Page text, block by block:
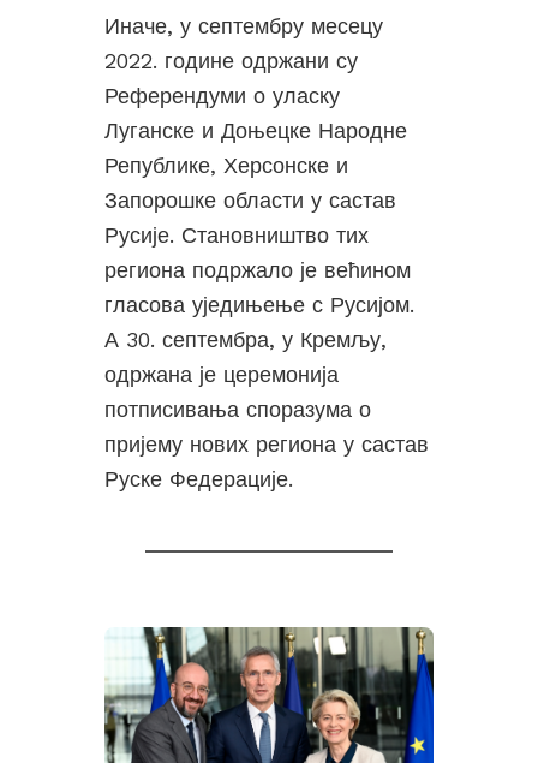
Иначе, у септембру месецу
2022. године одржани су
Референдуми о уласку
Луганске и Доњецке Народне
Републике, Херсонске и
Запорошке области у састав
Русије. Становништво тих
региона подржало је већином
гласова уједињење с Русијом.
А 30. септембра, у Кремљу,
одржана је церемонија
потписивања споразума о
пријему нових региона у састав
Руске Федерације.